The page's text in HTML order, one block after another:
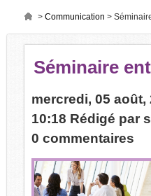
> Communication >
Séminaire
mercredi, 05 août,
10:18 Rédigé par
0 commentaires